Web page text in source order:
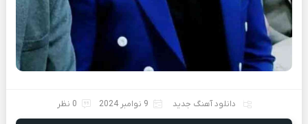
دانلود آهنگ جدید 9 نوامبر 2024 0 نظر